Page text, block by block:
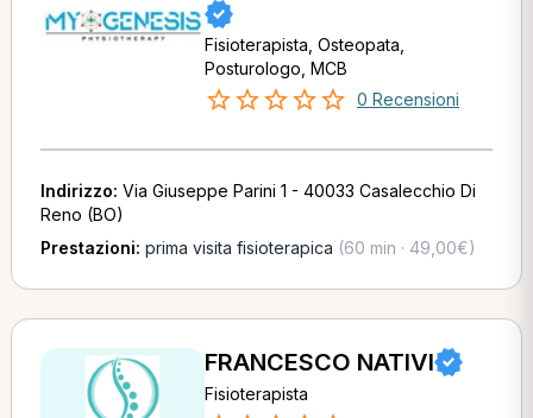
Fisioterapista, Osteopata,
Posturologo, MCB
0 Recensioni
Indirizzo: Via Giuseppe Parini 1 - 40033 Casalecchio Di
Reno (BO)
Prestazioni: prima visita fisioterapica (60 min · 49,00€)
FRANCESCO NATIVI
Fisioterapista